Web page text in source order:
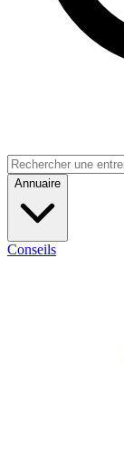
Annuaire
Conseils